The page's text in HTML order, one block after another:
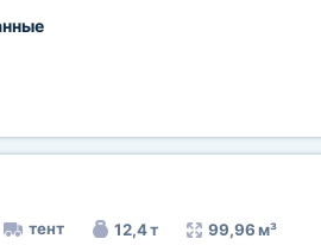
тент 12,4 т 99,96 м³